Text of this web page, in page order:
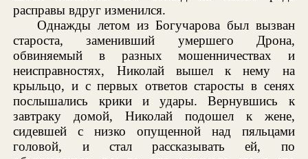
расправы вдруг изменился.
Однажды летом из Богучарова был вызван
староста, заменивший умершего Дрона,
обвиняемый в разных мошенничествах и
неисправностях, Николай вышел к нему на
крыльцо, и с первых ответов старосты в сенях
послышались крики и удары. Вернувшись к
завтраку домой, Николай подошел к жене,
сидевшей с низко опущенной над пяльцами
головой, и стал рассказывать ей, по